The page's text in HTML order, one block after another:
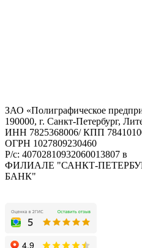
ЗАО «Полиграфическое
190000, г. Санкт-Петербург,
ИНН 7825368006/ КПП
ОГРН 1027809230460
Р/с: 40702810932060013807 в
ФИЛИАЛЕ "САНКТ-
БАНК"